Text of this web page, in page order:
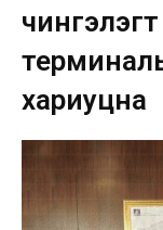
хариуцна